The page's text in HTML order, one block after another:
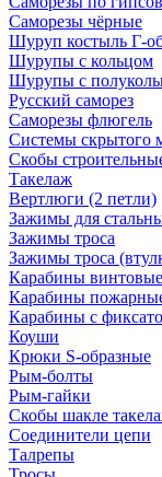
Саморезы чёрные
Шуруп костыль Г-
Шурупы с кольцом
Шурупы с
Русский саморез
Саморезы флюгель
Системы скрытого
Скобы
Такелаж
Вертлюги (2 петли)
Зажимы для
Зажимы троса
Зажимы троса
Карабины винтовые
Карабины
Карабины с
Коуши
Крюки S-образные
Рым-болты
Рым-гайки
Скобы шакле
Соединители цепи
Талрепы